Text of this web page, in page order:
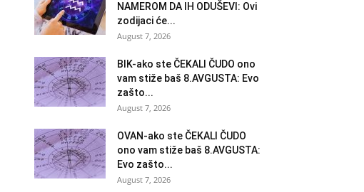
NAMEROM DA IH ODUŠEVI: Ovi
zodijaci će...
August 7, 2026
BIK-ako ste ČEKALI ČUDO ono
vam stiže baš 8.AVGUSTA: Evo
zašto...
August 7, 2026
OVAN-ako ste ČEKALI ČUDO
ono vam stiže baš 8.AVGUSTA:
Evo zašto...
August 7, 2026